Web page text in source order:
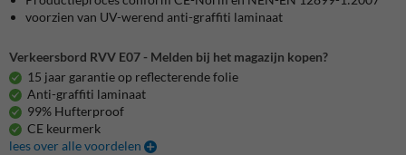
voorzien van UV-werend anti-graffiti laminaat
Verkeersbord RVV E07 - Melden bij het magazijn kopen?
15 jaar garantie op reflecterende folie
Anti-graffiti laminaat
99% Hufterproof
CE keurmerk
lees over alle voordelen